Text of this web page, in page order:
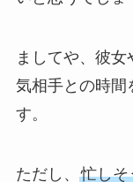
ましてや、彼
気相手との時間
す。
ただし、 忙しそ